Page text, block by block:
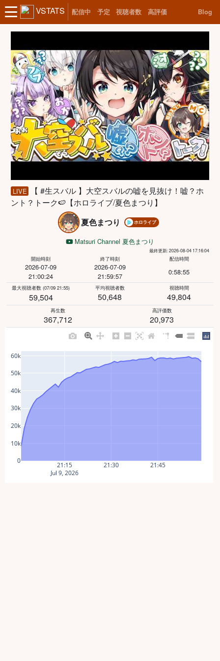
VSTATS 配信中 予定 視聴者数 高評価 Blog
LIVE
【 #生スバル 】大空スバルの嘘を見抜け！嘘？ホ
ント？トーク🍉【ホロライブ/夏色まつり】
夏色まつり
ホロライブ
Matsuri Channel 夏色まつり
最終更新: 2026-08-04 17:16:04
開始時刻
2026-07-09
21:00:24
終了時刻
2026-07-09
21:59:57
配信時間
0:58:55
最大視聴者数 (07/09 21:55)
59,504
平均視聴者数
50,648
視聴時間
49,804
再生数
367,712
高評価数
20,973
21:15
Jul 9, 2026
21:30 21:45
0
10k
20k
30k
40k
50k
60k